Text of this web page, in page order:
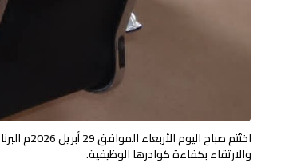
اختُتم
والارتقاء بكفاءة كوادرها الوظيفية.